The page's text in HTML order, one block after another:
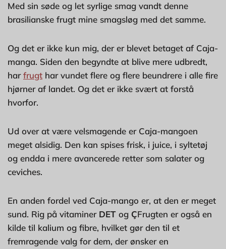
Med sin søde og let syrlige smag vandt denne
brasilianske frugt mine smagsløg med det samme.
Og det er ikke kun mig, der er blevet betaget af Caja-
manga. Siden den begyndte at blive mere udbredt,
harfrugt har vundet flere og flere beundrere i alle fire
hjørner af landet. Og det er ikke svært at forstå
hvorfor.
Ud over at være velsmagende er Caja-mangoen
meget alsidig. Den kan spises frisk, i juice, i syltetøj
og endda i mere avancerede retter som salater og
ceviches.
En anden fordel ved Caja-mango er, at den er meget
sund. Rig på vitaminer DET og ÇFrugten er også en
kilde til kalium og fibre, hvilket gør den til et
fremragende valg for dem, der ønsker en